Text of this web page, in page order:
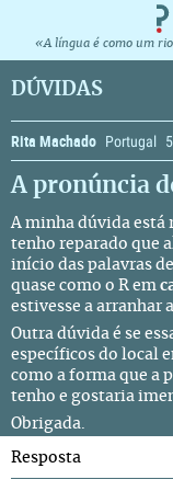
«A língua é como um
DÚVIDAS
Rita Machado Portugal
A pronúncia
A minha dúvida está
tenho reparado que
início das palavras
quase como o R em
estivesse a arranhar
Outra dúvida é se
específicos do local
como a forma que a
tenho e gostaria
Obrigada.
Resposta